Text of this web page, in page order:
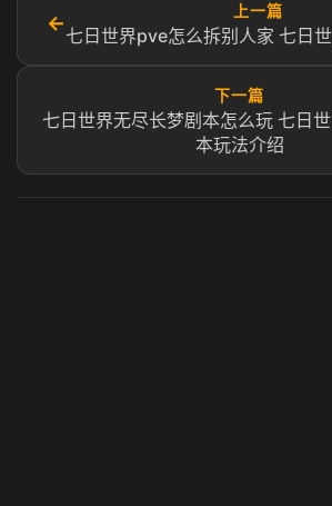
←
上一篇
七日世界pve怎么拆别人家 七日
下一篇
七日世界无尽长梦剧本怎么玩 七日
本玩法介绍